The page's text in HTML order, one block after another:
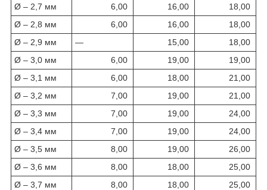
Ø – 2,7 мм
6,00 16,00
18,00
Ø – 2,8 мм
6,00 16,00
18,00
Ø – 2,9 мм
— 15,00
18,00
Ø – 3,0 мм
6,00 19,00
19,00
Ø – 3,1 мм
6,00 18,00
21,00
Ø – 3,2 мм
7,00 19,00
21,00
Ø – 3,3 мм
7,00 19,00
24,00
Ø – 3,4 мм
7,00 19,00
24,00
Ø – 3,5 мм
8,00 19,00
26,00
Ø – 3,6 мм
8,00 18,00
25,00
Ø – 3,7 мм
8,00 18,00
25,00